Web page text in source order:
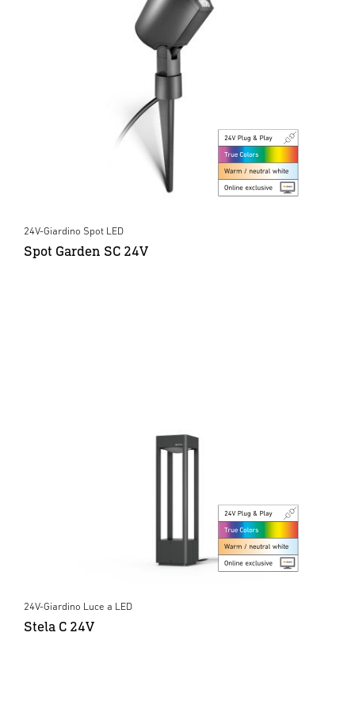
24V-Giardino Spot LED
Spot Garden SC 24V
24V-Giardino Luce a LED
Stela C 24V